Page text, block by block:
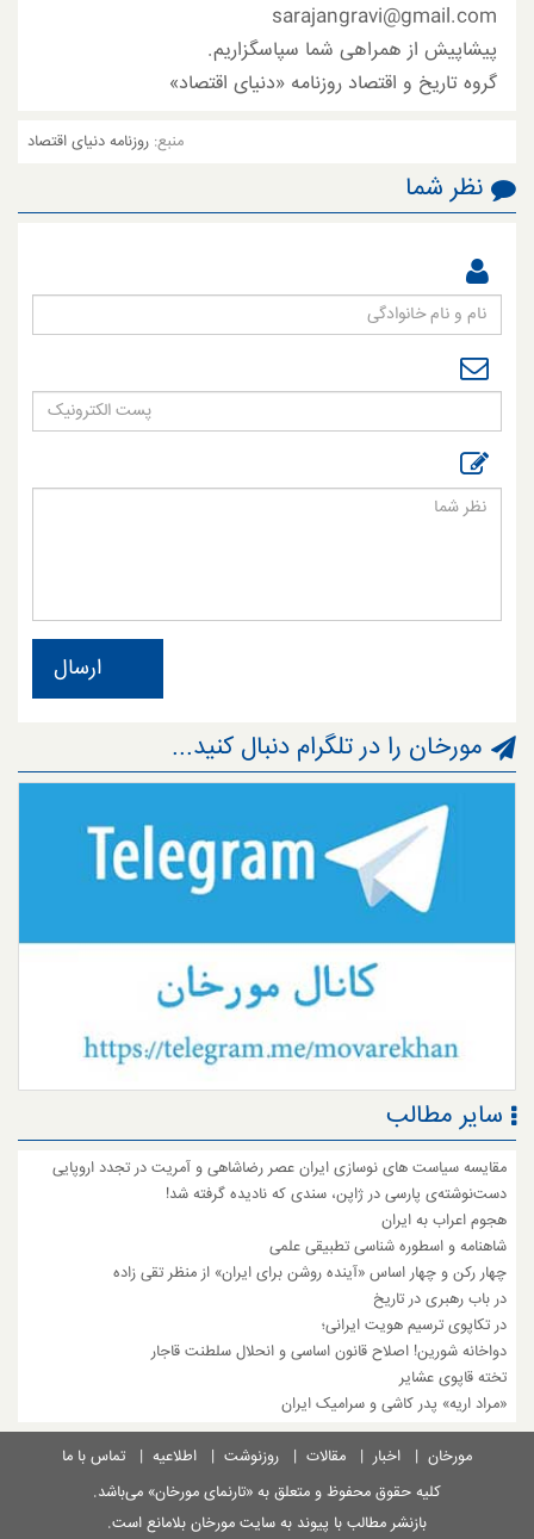
sarajangravi@gmail.com
پیشاپیش از همراهی شما سپاسگزاریم.
گروه تاریخ و اقتصاد روزنامه «دنیای اقتصاد»
منبع: روزنامه دنیای اقتصاد
نظر شما
ارسال
مورخان را در تلگرام دنبال کنید...
سایر مطالب
مقایسه سیاست های نوسازی ایران عصر رضاشاهی و آمریت در تجدد اروپایی
دست‌نوشته‌ی پارسی در ژاپن، سندی که نادیده گرفته شد!
هجوم اعراب به ایران
شاهنامه و اسطوره شناسی تطبیقی علمی
چهار رکن و چهار اساس «آینده روشن برای ایران» از منظر تقی زاده
در باب رهبری در تاریخ
در تکاپوی ترسیم هویت ایرانی؛
دواخانه شورین! اصلاح قانون اساسی و انحلال سلطنت قاجار
تخته قاپوی عشایر
«مراد اریه» پدر کاشی و سرامیک ایران
مورخان | اخبار | مقالات | روزنوشت | اطلاعیه |
تماس با ما
کلیه حقوق محفوظ و متعلق به «تارنمای مورخان» می‌باشد.
بازنشر مطالب با پیوند به سایت مورخان بلامانع است.